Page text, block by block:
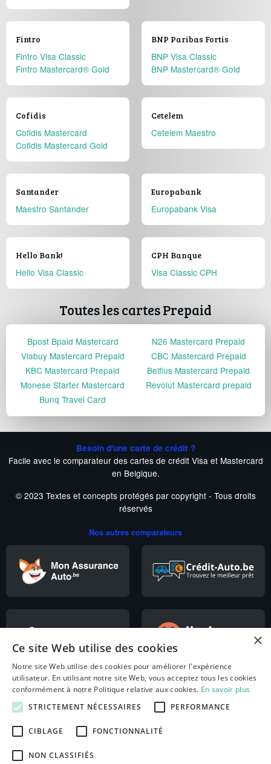
Fintro
Fintro Visa Classic
Fintro Mastercard® Gold
BNP Paribas Fortis
BNP Visa Classic
BNP Mastercard® Gold
Cofidis
Cofidis Mastercard
Cofidis Mastercard Gold
Cetelem
Cetelem Maestro
Santander
Maestro Santander
Europabank
Europabank Visa
Hello Bank!
Hello Visa Classic
CPH Banque
Visa Classic CPH
Toutes les cartes Prepaid
Bpost Bpaid Mastercard
N26 Mastercard Prepaid
Viabuy Mastercard Prepaid
CBC Mastercard Prepaid
KBC Mastercard Prepaid
Belfius Mastercard Prepaid
Monese Starter Mastercard
Revolut Mastercard prepaid
Bunq Travel Card
Besoin d'une carte de crédit ?
Facile avec le comparateur des cartes de crédit Visa et Mastercard
en Belgique.
© 2023 Textes et concepts protégés par copyright - Tous droits
réservés
Nos autres comparateurs
×
Ce site Web utilise des cookies
Notre site Web utilise des cookies pour améliorer l'expérience
utilisateur. En utilisant notre site Web, vous acceptez tous les cookies
conformément à notre Politique relative aux cookies. En savoir plus
STRICTEMENT NÉCESSAIRES
PERFORMANCE
CIBLAGE FONCTIONNALITÉ
NON CLASSIFIÉS